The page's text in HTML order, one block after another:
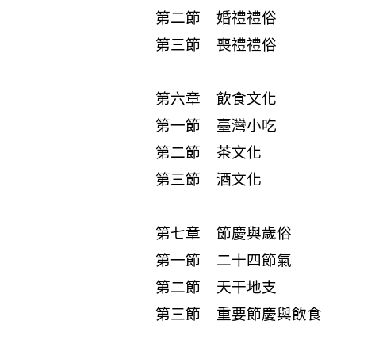
第二節 婚禮禮俗
第三節 喪禮禮俗
第六章 飲食文化
第一節 臺灣小吃
第二節 茶文化
第三節 酒文化
第七章 節慶與歲俗
第一節 二十四節氣
第二節 天干地支
第三節 重要節慶與飲食